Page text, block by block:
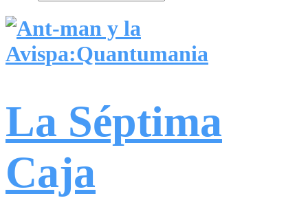
La Séptima
Caja